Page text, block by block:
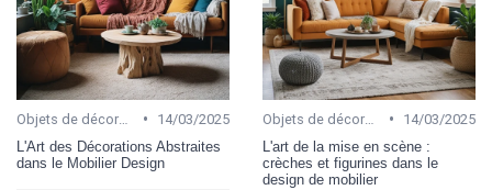
Objets de décoration •
14/03/2025
L'Art des Décorations Abstraites
dans le Mobilier Design
Objets de décoration •
14/03/2025
L'art de la mise en scène :
crèches et figurines dans le
design de mobilier